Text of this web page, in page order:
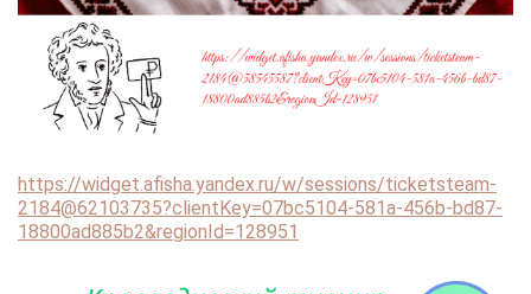
https://widget.afisha.yandex.ru/w/sessions/ticketsteam-
2184@62103735?clientKey=07bc5104-581a-456b-bd87-
18800ad885b2&regionId=128951